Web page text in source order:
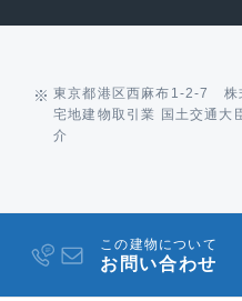
東京都港区西麻布1-2-7 株
宅地建物取引業 国土交通
介
この建物について
お問い合わせ